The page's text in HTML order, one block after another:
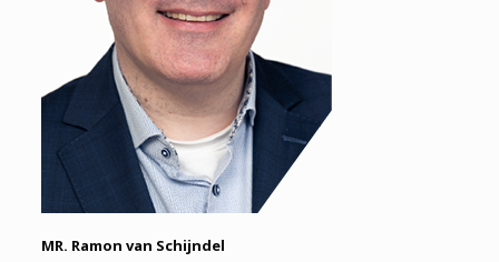
MR. Ramon van Schijndel